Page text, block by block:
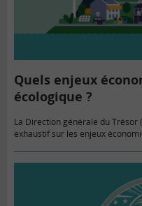
Quels enjeux
écologique ?
La Direction générale du
exhaustif sur les enjeux